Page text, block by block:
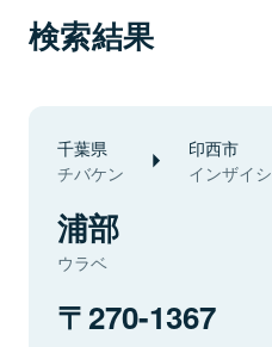
検索結果
千葉県
チバケン
印西市
インザイシ
浦部
ウラベ
270-1367